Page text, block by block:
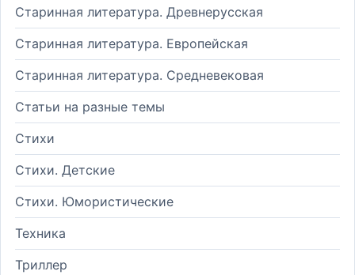
Старинная литература. Древнерусская
Старинная литература. Европейская
Старинная литература. Средневековая
Статьи на разные темы
Стихи
Стихи. Детские
Стихи. Юмористические
Техника
Триллер